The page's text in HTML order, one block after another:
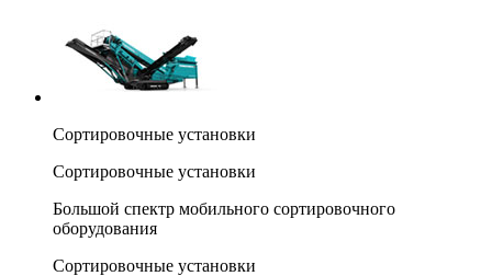
Сортировочные установки
Сортировочные установки
Большой спектр мобильного сортировочного
оборудования
Сортировочные установки